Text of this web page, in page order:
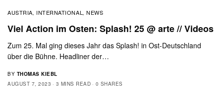
AUSTRIA, INTERNATIONAL ,NEWS
Viel Action im Osten: Splash! 25 @ arte // Videos
Zum 25. Mal ging dieses Jahr das Splash! in Ost-Deutschland
über die Bühne. Headliner der…
BY THOMAS KIEBL
AUGUST 7, 2023
3 MINS READ 0 SHARES